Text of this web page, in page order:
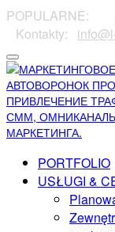
POPULARNE:
⠀Kontakty:⠀
PORTFOLIO
USŁUGI &